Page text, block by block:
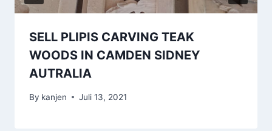
SELL PLIPIS CARVING TEAK
WOODS IN CAMDEN SIDNEY
AUTRALIA
By kanjen Juli 13, 2021